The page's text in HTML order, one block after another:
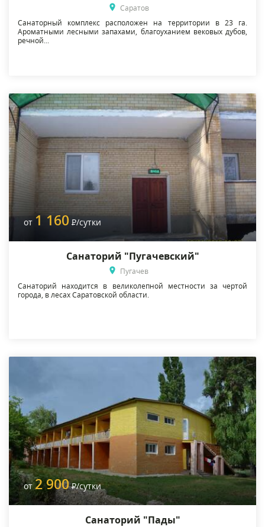
Саратов
Санаторный комплекс расположен на территории в 23 га.
Ароматными лесными запахами, благоуханием вековых дубов,
речной...
от 1 160 Р/сутки
Санаторий "Пугачевский"
Пугачев
Санаторий находится в великолепной местности за чертой
города, в лесах Саратовской области.
от2 900 Р/сутки
Санаторий "Пады"